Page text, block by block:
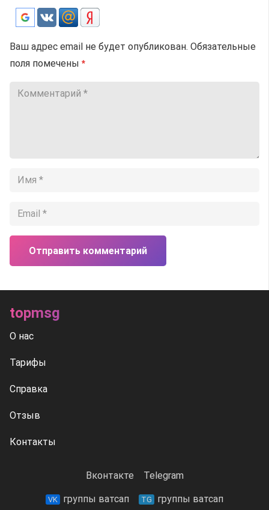
Ваш адрес email не будет опубликован. Обязательные
поля помечены *
Отправить комментарий
topmsg
О нас
Тарифы
Справка
Отзыв
Контакты
Вконтакте Telegram
VK группы ватсап TG группы ватсап